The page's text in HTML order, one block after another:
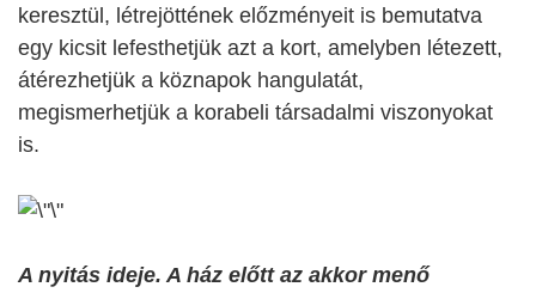
keresztül, létrejöttének előzményeit is bemutatva
egy kicsit lefesthetjük azt a kort, amelyben létezett,
átérezhetjük a köznapok hangulatát,
megismerhetjük a korabeli társadalmi viszonyokat
is.
A nyitás ideje. A ház előtt az akkor menő